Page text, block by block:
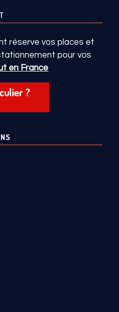
réserve vos places et
pour vos
en France
?